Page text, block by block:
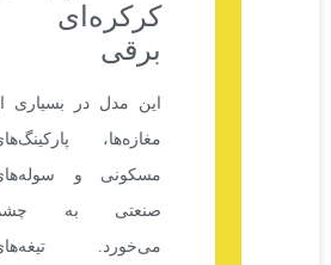
این مدل در بسیاری از
مغازه‌ها، پارکینگ‌های
مسکونی و سوله‌های
صنعتی به چشم
می‌خورد. تیغه‌های